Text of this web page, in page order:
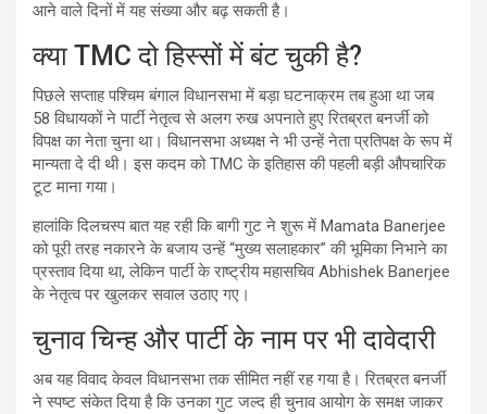
आने वाले दिनों में यह संख्या और बढ़ सकती है।
क्या TMC दो हिस्सों में बंट चुकी है?
पिछले सप्ताह पश्चिम बंगाल विधानसभा में बड़ा घटनाक्रम तब हुआ था जब
58 विधायकों ने पार्टी नेतृत्व से अलग रुख अपनाते हुए रितब्रत बनर्जी को
विपक्ष का नेता चुना था। विधानसभा अध्यक्ष ने भी उन्हें नेता प्रतिपक्ष के रूप में
मान्यता दे दी थी। इस कदम को TMC के इतिहास की पहली बड़ी औपचारिक
टूट माना गया।
हालांकि दिलचस्प बात यह रही कि बागी गुट ने शुरू में Mamata Banerjee
को पूरी तरह नकारने के बजाय उन्हें “मुख्य सलाहकार” की भूमिका निभाने का
प्रस्ताव दिया था, लेकिन पार्टी के राष्ट्रीय महासचिव Abhishek Banerjee
के नेतृत्व पर खुलकर सवाल उठाए गए।
चुनाव चिन्ह और पार्टी के नाम पर भी दावेदारी
अब यह विवाद केवल विधानसभा तक सीमित नहीं रह गया है। रितब्रत बनर्जी
ने स्पष्ट संकेत दिया है कि उनका गुट जल्द ही चुनाव आयोग के समक्ष जाकर